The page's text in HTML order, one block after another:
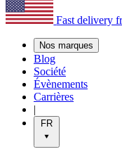
Fast delivery
Nos marques
Blog
Société
Évènements
Carrières
|
FR